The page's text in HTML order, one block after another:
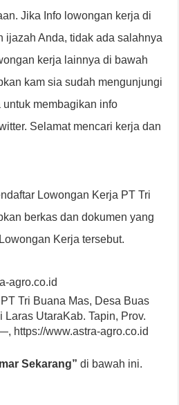
Jika Info lowongan kerja di
ijazah Anda, tidak ada salahnya
kerja lainnya di bawah
kam sia sudah mengunjungi
membagikan info
Selamat mencari kerja dan
Lowongan Kerja PT Tri
berkas dan dokumen yang
Kerja tersebut.
agro.co.id
Tri Buana Mas, Desa Buas
Laras UtaraKab. Tapin, Prov.
https://www.astra-agro.co.id
Sekarang” di bawah ini.